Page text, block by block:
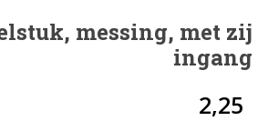
messing, met zij
ingang
2,25